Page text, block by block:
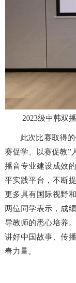
2023级中韩双
此次比赛取得
赛促学、以赛促教”
播音专业建设成效
平实践平台，不断
更多具有国际视野
两位同学表示，成
导教师的悉心培养
讲好中国故事、传
春力量。